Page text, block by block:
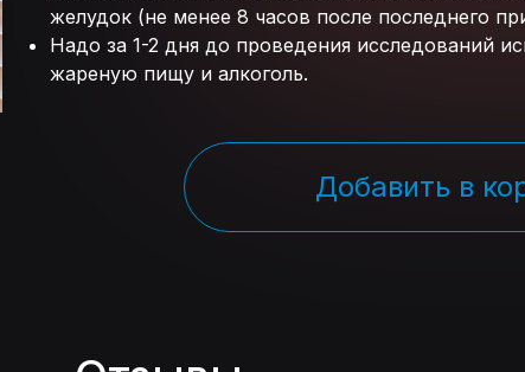
желудок (не менее 8 часов после последнего
Надо за 1-2 дня до проведения исследований
жареную пищу и алкоголь.
Добавить в